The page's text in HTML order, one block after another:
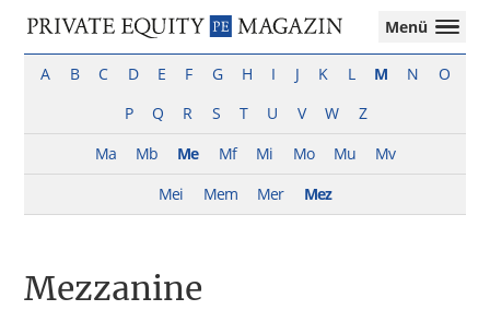
Zur
Zum
Private
Equity
Magazin
Das
Onlinemagazin
Equity-
–
I
Menü
A B C D E F G H I J K L M N
O
P
Q R S T U V W
Z
Ma
Mb Me Mf Mi Mo Mu
Mv
Mei
Mem Mer Mez
Mezzanine